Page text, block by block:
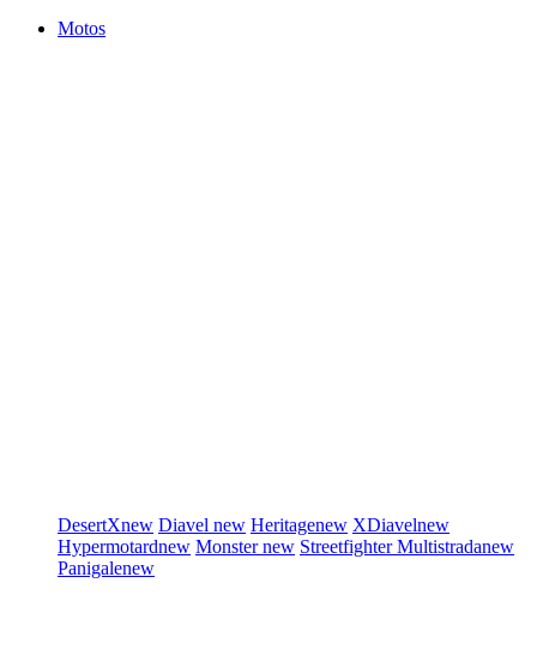
Motos
DesertXnew Diavel new Heritagenew XDiavelnew
Hypermotardnew Monsternew StreetfighterMultistradanew
Panigalenew